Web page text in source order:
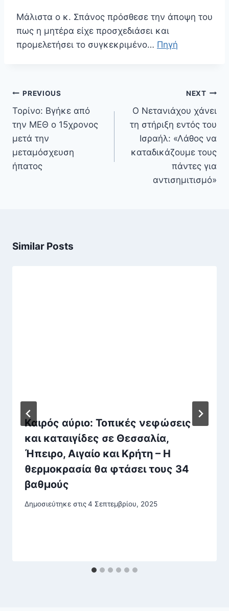
Μάλιστα ο κ. Σπάνος πρόσθεσε την άποψη του
πως η μητέρα είχε προσχεδιάσει και
προμελετήσει το συγκεκριμένο… Πηγή
Πλοήγηση
άρθρων
PREVIOUS
Τορίνο: Βγήκε από
την ΜΕΘ ο 15χρονος
μετά την
μεταμόσχευση
ήπατος
NEXT
Ο Νετανιάχου χάνει
τη στήριξη εντός του
Ισραήλ: «Λάθος να
καταδικάζουμε τους
πάντες για
αντισημιτισμό»
Similar Posts
Καιρός αύριο: Τοπικές νεφώσεις
και καταιγίδες σε Θεσσαλία,
Ήπειρο, Αιγαίο και Κρήτη – Η
θερμοκρασία θα φτάσει τους 34
βαθμούς
Δημοσιεύτηκε στις4 Σεπτεμβρίου, 2025